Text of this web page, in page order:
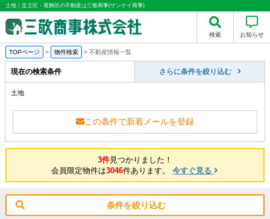
土地｜足立区・葛飾区の不動産は三敬商事(サンケイ商事)
検索 お知らせ
TOPページ > 物件検索 > 不動産情報一覧
現在の検索条件 さらに条件を絞り込む
土地
この条件で新着メールを登録
3件見つかりました！
会員限定物件は3046件あります。今すぐ見る
条件を絞り込む